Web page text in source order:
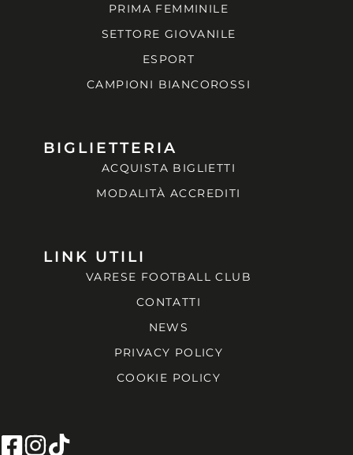
PRIMA FEMMINILE
SETTORE GIOVANILE
ESPORT
CAMPIONI BIANCOROSSI
BIGLIETTERIA
ACQUISTA BIGLIETTI
MODALITÀ ACCREDITI
LINK UTILI
VARESE FOOTBALL CLUB
CONTATTI
NEWS
PRIVACY POLICY
COOKIE POLICY